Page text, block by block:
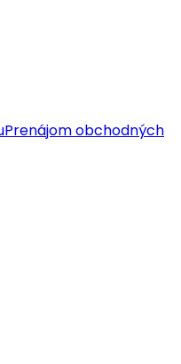
Prenájom obchodných